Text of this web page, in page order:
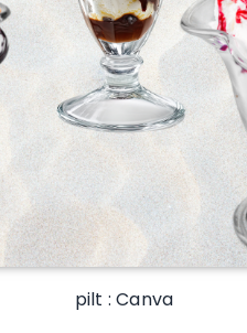
pilt : Canva